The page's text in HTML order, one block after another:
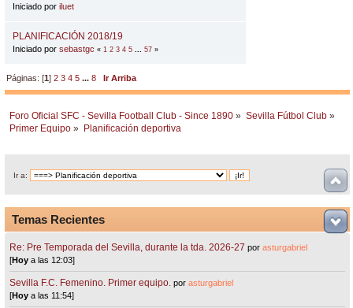
Iniciado por iluet
PLANIFICACIÓN 2018/19
Iniciado por sebastgc « 1 2 3 4 5 57 »
Páginas: [1]2 3 4 5 ...8 Ir Arriba
Foro Oficial SFC - Sevilla Football Club - Since 1890 » Sevilla Fútbol Club »
Primer Equipo » Planificación deportiva
Ir a:
Temas Recientes
Re: Pre Temporada del Sevilla, durante la tda. 2026-27 porasturgabriel
[Hoy a las 12:03]
Sevilla F.C. Femenino. Primer equipo. porasturgabriel
[Hoy a las 11:54]